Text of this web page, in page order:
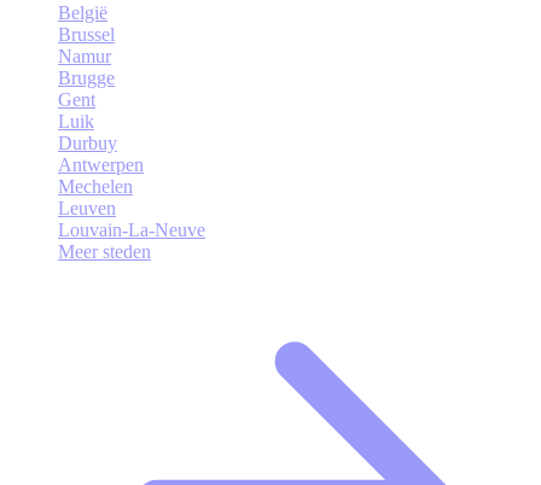
België
Brussel
Namur
Brugge
Gent
Luik
Durbuy
Antwerpen
Mechelen
Leuven
Louvain-La-Neuve
Meer steden